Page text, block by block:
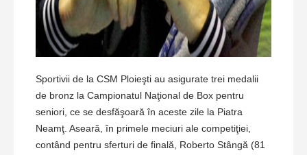
Sportivii de la CSM Ploieşti au asigurate trei medalii
de bronz la Campionatul Naţional de Box pentru
seniori, ce se desfăşoară în aceste zile la Piatra
Neamţ. Aseară, în primele meciuri ale competiţiei,
contând pentru sferturi de finală, Roberto Stângă (81